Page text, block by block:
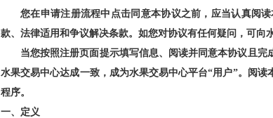
您在申请注册流程中点击同意本协议之前，应当认真阅
款、法律适用和争议解决条款。如您对协议有任何疑问，可向
当您按照注册页面提示填写信息、阅读并同意本协议且
水果交易中心达成一致，成为水果交易中心平台“用户”。阅
程序。
一、定义